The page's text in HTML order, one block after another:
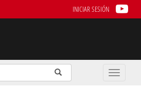
INICIAR SESIÓN
Enviar
Buscar
Toggle